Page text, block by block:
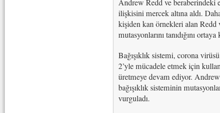
Andrew Redd ve beraberindeki
ilişkisini mercek altına aldı.
kişiden kan örnekleri alan Redd
mutasyonlarını tanıdığını
Bağışıklık sistemi, corona
2’yle mücadele etmek için
üretmeye devam ediyor.
bağışıklık sisteminin
vurguladı.